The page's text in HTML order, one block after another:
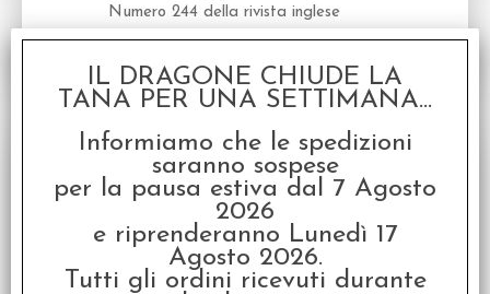
Numero 244 della rivista inglese
Disponibilità: DISPONIBILE
IL DRAGONE CHIUDE LA
TANA PER UNA SETTIMANA...
Informiamo che le spedizioni
saranno sospese
per la pausa estiva dal 7 Agosto
2026
e riprenderanno Lunedì 17
Agosto 2026.
Tutti gli ordini ricevuti durante